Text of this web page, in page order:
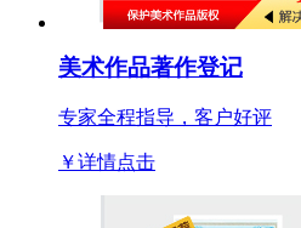
美术作品著作登记
专家全程指导，客户好评
￥详情点击